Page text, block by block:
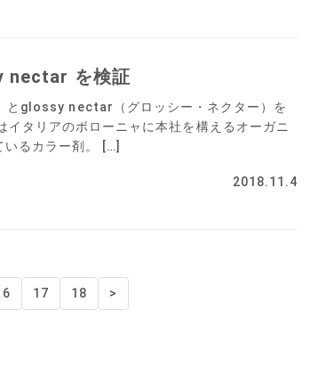
を検証
glossy nectar（グロッシー・ネクター）を
イタリアのボローニャに本社を構えるオーガニ
いるカラー剤。 […]
2018.11.4
17 18 >